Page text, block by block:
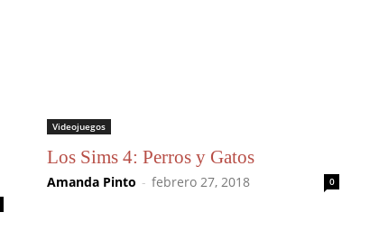
Videojuegos
Los Sims 4: Perros y Gatos
Amanda Pinto - febrero 27, 2018 0